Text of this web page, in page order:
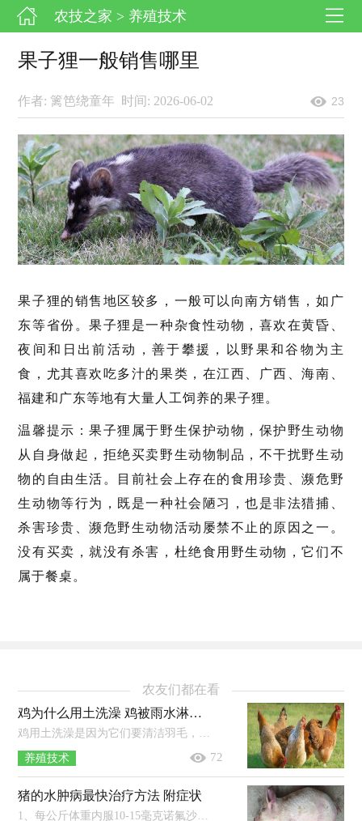
农技之家 > 养殖技术
果子狸一般销售哪里
作者: 篱笆绕童年 时间: 2026-06-02 23
果子狸的销售地区较多，一般可以向南方销售，如广
东等省份。果子狸是一种杂食性动物，喜欢在黄昏、
夜间和日出前活动，善于攀援，以野果和谷物为主
食，尤其喜欢吃多汁的果类，在江西、广西、海南、
福建和广东等地有大量人工饲养的果子狸。
温馨提示：果子狸属于野生保护动物，保护野生动物
从自身做起，拒绝买卖野生动物制品，不干扰野生动
物的自由生活。目前社会上存在的食用珍贵、濒危野
生动物等行为，既是一种社会陋习，也是非法猎捕、
杀害珍贵、濒危野生动物活动屡禁不止的原因之一。
没有买卖，就没有杀害，杜绝食用野生动物，它们不
属于餐桌。
农友们都在看
鸡为什么用土洗澡 鸡被雨水淋湿了会怎么样
鸡用土洗澡是因为它们要清洁羽毛，赶走藏在羽毛里面的小虫子，因为它们不太适合用水洗澡，所以会钻到沙土里面打滚，来清洁自己的身体。养...
养殖技术 72
猪的水肿病最快治疗方法 附症状
1、每公斤体重内服10-15毫克诺氟沙星，每天2次，休药期为12天。2、每公斤体重内服或肌注2.5-5毫克恩诺沙星，每天2次，内服的休药期为8天，...